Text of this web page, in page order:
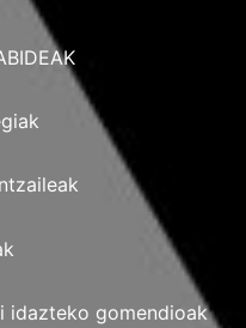
idazteko gomendioak